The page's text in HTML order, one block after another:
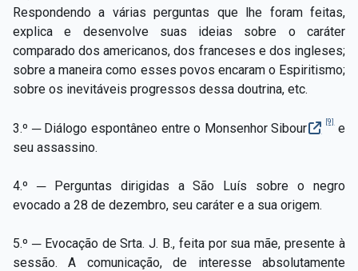
Respondendo a várias perguntas que lhe foram feitas,
explica e desenvolve suas ideias sobre o caráter
comparado dos americanos, dos franceses e dos ingleses;
sobre a maneira como esses povos encaram o Espiritismo;
sobre os inevitáveis progressos dessa doutrina, etc.
3.º ─ Diálogo espontâneo entre o Monsenhor Sibour [9] e
seu assassino.
4.º ─ Perguntas dirigidas a São Luís sobre o negro
evocado a 28 de dezembro, seu caráter e a sua origem.
5.º ─ Evocação de Srta. J. B., feita por sua mãe, presente à
sessão. A comunicação, de interesse absolutamente